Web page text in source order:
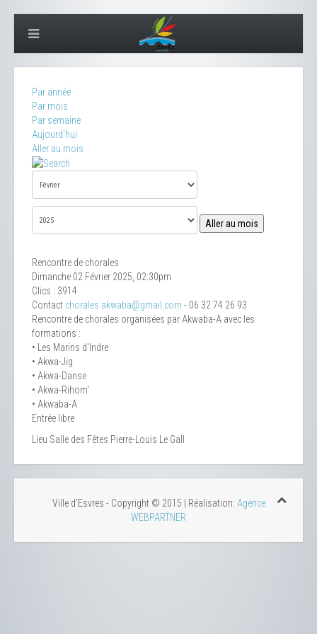
Par année
Par mois
Par semaine
Aujourd'hui
Aller au mois
Aller au mois
Rencontre de chorales
Dimanche 02 Février 2025, 02:30pm
Clics : 3914
Contact chorales.akwaba@gmail.com - 06 32 74 26 93
Rencontre de chorales organisées par Akwaba-A avec les
formations :
• Les Marins d'Indre
• Akwa-Jig
• Akwa-Danse
• Akwa-Rihom'
• Akwaba-A
Entrée libre
Lieu Salle des Fêtes Pierre-Louis Le Gall
Ville d'Esvres - Copyright © 2015 | Réalisation: Agence
WEBPARTNER